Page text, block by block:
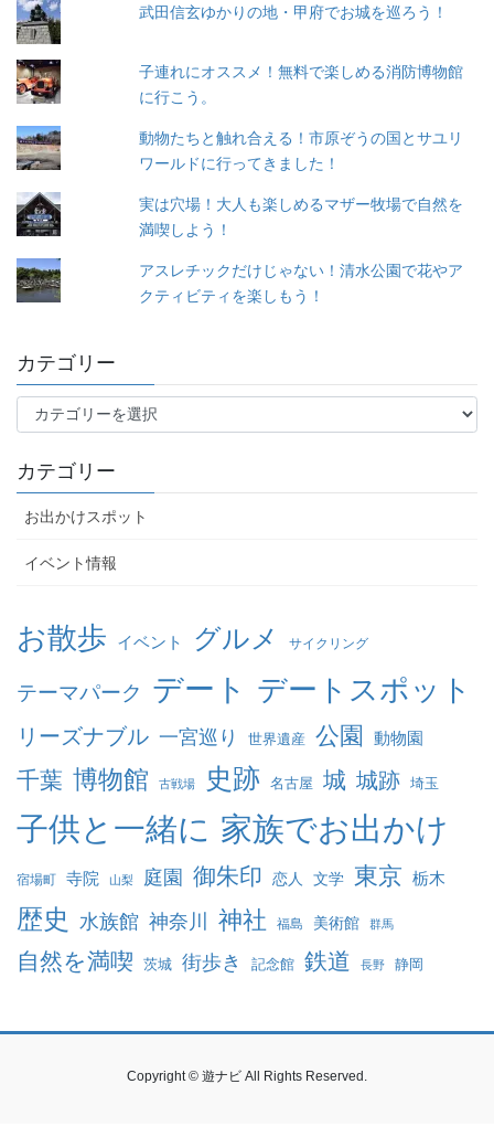
武田信玄ゆかりの地・甲府でお城を巡ろう！
子連れにオススメ！無料で楽しめる消防博物館
に行こう。
動物たちと触れ合える！市原ぞうの国とサユリ
ワールドに行ってきました！
実は穴場！大人も楽しめるマザー牧場で自然を
満喫しよう！
アスレチックだけじゃない！清水公園で花やア
クティビティを楽しもう！
カテゴリー
テ
リ
ー
カテゴリー
お出かけスポット
イベント情報
お散歩 イベント グルメ サイクリング
テーマパーク デート デートスポット
リーズナブル 一宮巡り 世界遺産 公園 動物園
千葉 博物館 古戦場 史跡 名古屋 城 城跡 埼玉
子供と一緒に 家族でお出かけ
宿場町 寺院 山梨 庭園 御朱印 恋人 文学 東京 栃木
歴史 水族館 神奈川 神社 福島 美術館 群馬
自然を満喫 茨城 街歩き 記念館 鉄道 長野 静岡
Copyright © 遊ナビ All Rights Reserved.